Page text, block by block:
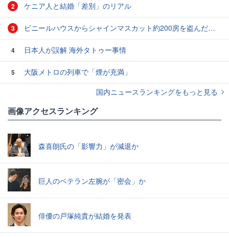
2 ケニア人と結婚「差別」のリアル
3 ビニールハウスからシャインマスカット約200房を盗んだ疑い ネットで販売か 無職の男（42）逮捕 岡山県警
4 日本人が誤解 海外タトゥー事情
5
大阪メトロの列車で「煙が充満」
国内ニュースランキングをもっと見る
画像アクセスランキング
森喜朗氏の「影響力」が減退か
巨人のベテラン左腕が「密会」か
俳優の戸塚純貴が結婚を発表